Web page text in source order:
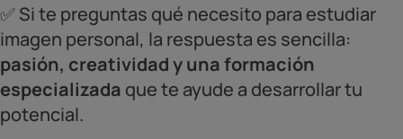
✅ Si te preguntas qué necesito para estudiar
imagen personal, la respuesta es sencilla:
pasión, creatividad y una formación
especializada que te ayude a desarrollar tu
potencial.